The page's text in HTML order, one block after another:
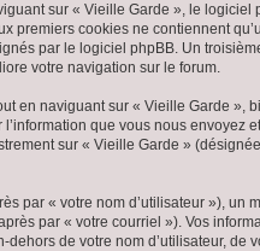
sur « Vieille Garde », le
premiers cookies ne contiennent
par le logiciel phpBB. Un
votre navigation sur le forum.
en naviguant sur « Vieille Garde
que vous nous envoyez
sur « Vieille Garde »
par « votre nom d’utilisateur »),
par « votre courriel »). Vos
de votre nom d’utilisateur,